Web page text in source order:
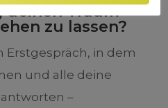
Traum
zu lassen?
Erstgespräch, in dem
und alle deine
–